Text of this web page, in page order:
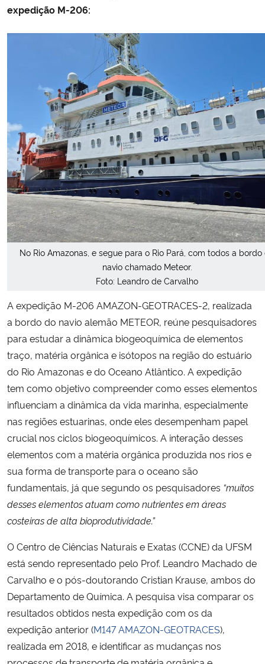
expedição M-206:
No Rio Amazonas, e segue para o Rio Pará, com todos a bordo
navio chamado Meteor.
Foto: Leandro de Carvalho
A expedição M-206 AMAZON-GEOTRACES-2, realizada
a bordo do navio alemão METEOR, reúne pesquisadores
para estudar a dinâmica biogeoquímica de elementos
traço, matéria orgânica e isótopos na região do estuário
do Rio Amazonas e do Oceano Atlântico. A expedição
tem como objetivo compreender como esses elementos
influenciam a dinâmica da vida marinha, especialmente
nas regiões estuarinas, onde eles desempenham papel
crucial nos ciclos biogeoquímicos. A interação desses
elementos com a matéria orgânica produzida nos rios e
sua forma de transporte para o oceano são
fundamentais, já que segundo os pesquisadores “muitos
desses elementos atuam como nutrientes em áreas
costeiras de alta bioprodutividade.”
O Centro de Ciências Naturais e Exatas (CCNE) da UFSM
está sendo representado pelo Prof. Leandro Machado de
Carvalho e o pós-doutorando Cristian Krause, ambos do
Departamento de Química. A pesquisa visa comparar os
resultados obtidos nesta expedição com os da
expedição anterior (M147 AMAZON-GEOTRACES),
realizada em 2018, e identificar as mudanças nos